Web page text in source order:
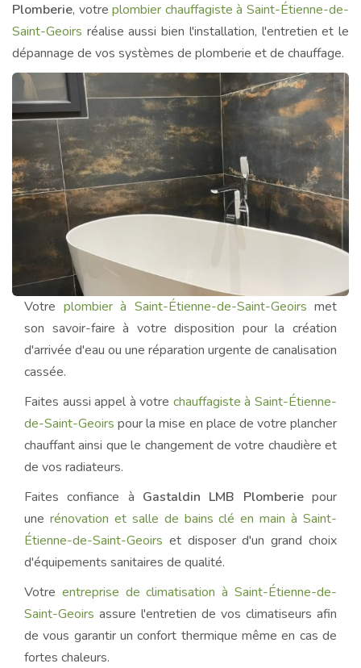
Plomberie, votreplombier chauffagiste à Saint-Étienne-de-
Saint-Geoirs réalise aussi bien l'installation, l'entretien et le
dépannage de vos systèmes de plomberie et de chauffage.
Votre plombier à Saint-Étienne-de-Saint-Geoirs met
son savoir-faire à votre disposition pour la création
d'arrivée d'eau ou une réparation urgente de canalisation
cassée.
Faites aussi appel à votre chauffagiste à Saint-Étienne-
de-Saint-Geoirs pour la mise en place de votre plancher
chauffant ainsi que le changement de votre chaudière et
de vos radiateurs.
Faites confiance à Gastaldin LMB Plomberiepour
une rénovation et salle de bains clé en main à Saint-
Étienne-de-Saint-Geoirs et disposer d'un grand choix
d'équipements sanitaires de qualité.
Votre entreprise de climatisation à Saint-Étienne-de-
Saint-Geoirs assure l'entretien de vos climatiseurs afin
de vous garantir un confort thermique même en cas de
fortes chaleurs.